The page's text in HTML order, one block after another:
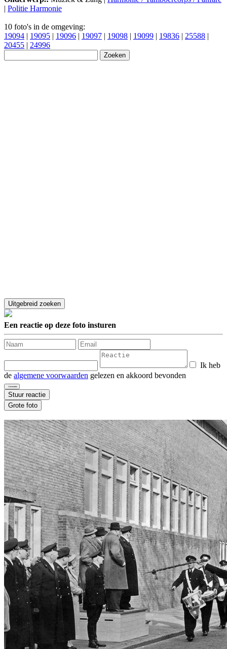
| Politie Harmonie
10 foto's in de omgeving:
19094 | 19095 | 19096 | 19097 | 19098 | 19099 | 19836 | 25588 |
20455 | 24996
Een reactie op deze foto insturen
Ik heb
de algemene voorwaarden gelezen en akkoord bevonden